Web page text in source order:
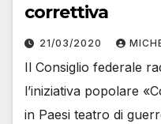
correttiva
21/03/2020
Il Consiglio federale
l’iniziativa popolare
in Paesi teatro di